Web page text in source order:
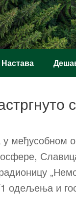
Настава
у међусобном
одељења и